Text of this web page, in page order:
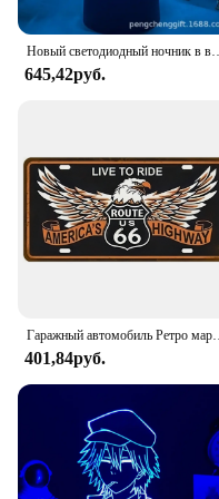
645,42руб.
401,84руб.